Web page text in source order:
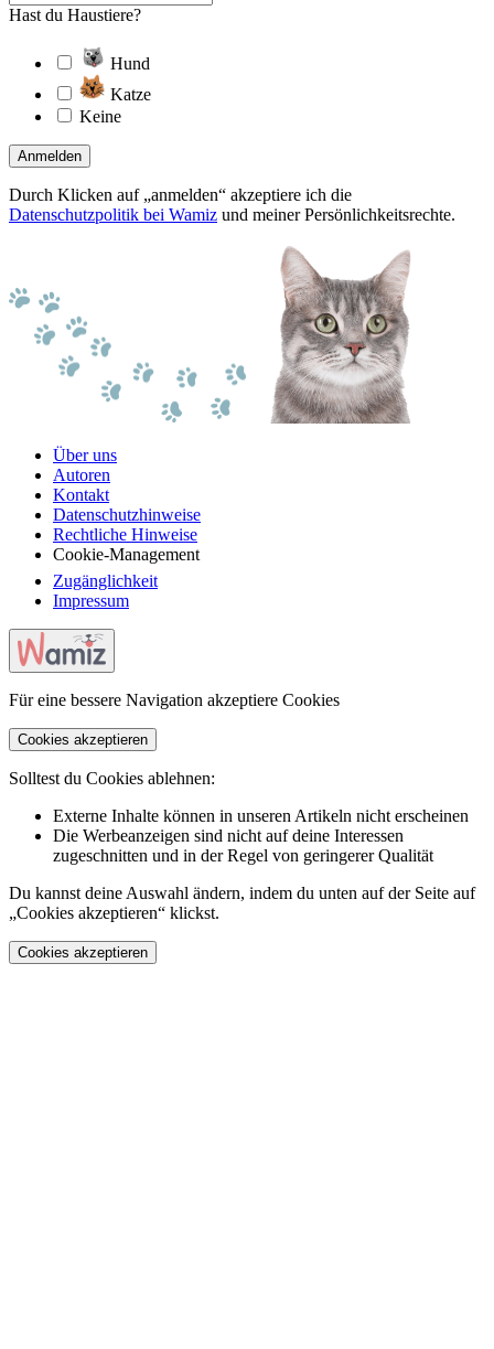
Hast du Haustiere?
Hund
Katze
Keine
Anmelden
Durch Klicken auf „anmelden“ akzeptiere ich die
Datenschutzpolitik bei Wamiz und meiner Persönlichkeitsrechte.
Über uns
Autoren
Kontakt
Datenschutzhinweise
Rechtliche Hinweise
Cookie-Management
Zugänglichkeit
Impressum
Für eine bessere Navigation akzeptiere Cookies
Cookies akzeptieren
Solltest du Cookies ablehnen:
Externe Inhalte können in unseren Artikeln nicht erscheinen
Die Werbeanzeigen sind nicht auf deine Interessen
zugeschnitten und in der Regel von geringerer Qualität
Du kannst deine Auswahl ändern, indem du unten auf der Seite auf
„Cookies akzeptieren“ klickst.
Cookies akzeptieren